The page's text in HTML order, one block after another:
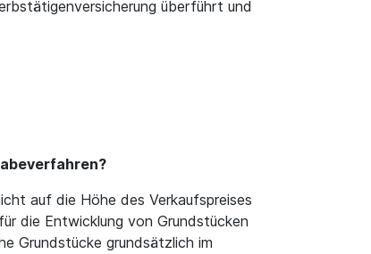
überführt und
auf die Höhe des Verkaufspreises
die Entwicklung von Grundstücken
Grundstücke grundsätzlich im